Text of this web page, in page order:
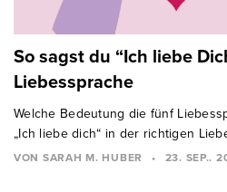
So sagst du “Ich liebe
Liebessprache
Welche Bedeutung die fünf
„Ich liebe dich“ in der richtigen
VON SARAH M. HUBER • 23. SEP..